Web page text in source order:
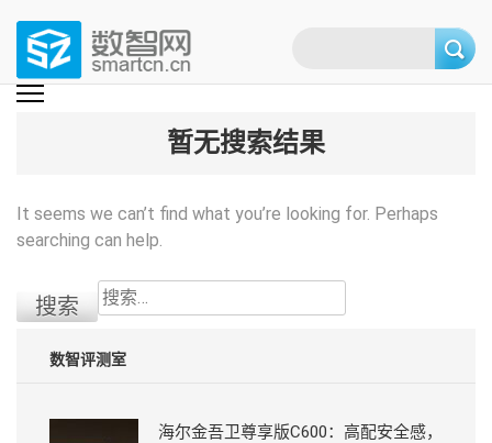
content
(Press
数智网
智能家居第一资讯门户 | 智能家居系统，智能家居产品，智能家居解决方
暂无搜索结果
It seems we can’t find what you’re looking for. Perhaps
searching can help.
搜
索：
数智评测室
海尔金吾卫尊享版C600：高配安全感，